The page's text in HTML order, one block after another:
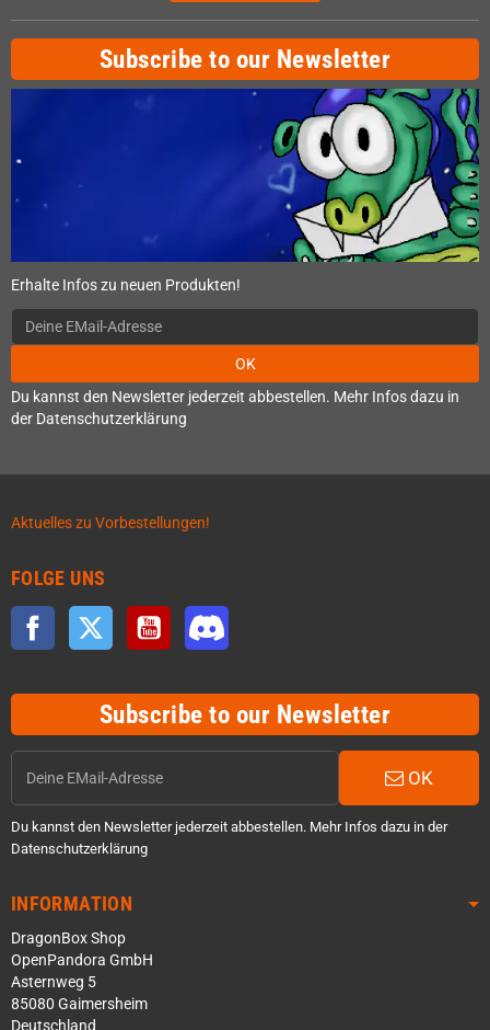
Subscribe to our Newsletter
Erhalte Infos zu neuen Produkten!
OK
Du kannst den Newsletter jederzeit abbestellen. Mehr Infos dazu in
der Datenschutzerklärung
Aktuelles zu Vorbestellungen!
FOLGE UNS
Facebook Twitter YouTube
Subscribe to our Newsletter
OK
Du kannst den Newsletter jederzeit abbestellen. Mehr Infos dazu in der
Datenschutzerklärung
INFORMATION
DragonBox Shop
OpenPandora GmbH
Asternweg 5
85080 Gaimersheim